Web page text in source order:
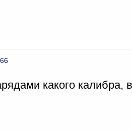
какого калибра,